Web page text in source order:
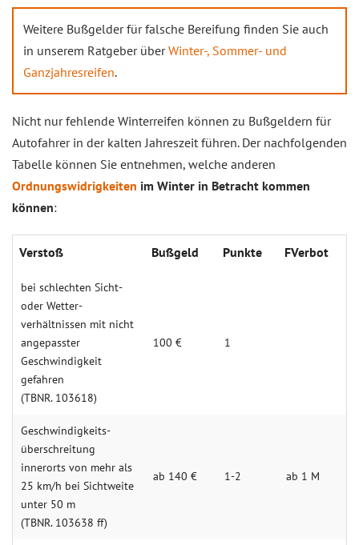
Weitere Bußgelder für falsche Bereifung finden Sie auch
in unserem Ratgeber überWinter-, Sommer- und
Ganzjahresreifen.
Nicht nur fehlende Winterreifen können zu Bußgeldern für
Autofahrer in der kalten Jahreszeit führen. Der nachfolgenden
Tabelle können Sie entnehmen, welche anderen
Ordnungswidrigkeiten im Winter in Betracht kommen
können:
Verstoß Bußgeld Punkte FVerbot
bei schlechten Sicht-
oder Wetter­
verhältnissen mit nicht
angepasster
Geschwindigkeit
gefahren
(TBNR. 103618)
100 € 1
Geschwindigkeits­
überschreitung
innerorts von mehr als
25 km/h bei Sichtweite
unter 50 m
(TBNR. 103638 ff)
ab 140 € 1-2 ab 1 M